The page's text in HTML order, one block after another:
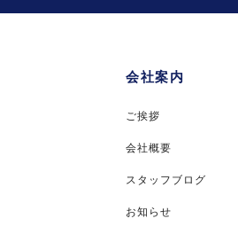
会社案内
ご挨拶
会社概要
スタッフブログ
お知らせ